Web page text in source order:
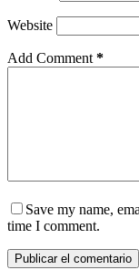
Website
Add Comment *
Save my name,
time I comment.
Publicar el comentario